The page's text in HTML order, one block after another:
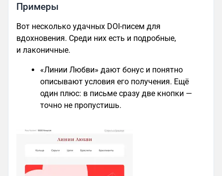
Примеры
Вот несколько удачных DOI-писем для
вдохновения. Среди них есть и подробные,
и лаконичные.
«Линии Любви» дают бонус и понятно
описывают условия его получения. Ещё
один плюс: в письме сразу две кнопки —
точно не пропустишь.